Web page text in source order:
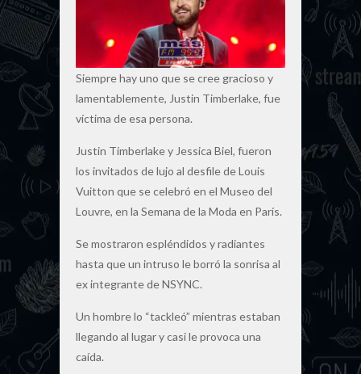
Siempre hay uno que se cree gracioso y
lamentablemente, Justin Timberlake, fue
víctima de esa persona.
Justin Timberlake y Jessica Biel, fueron
los invitados de lujo al desfile de Louis
Vuitton que se celebró en el Museo del
Louvre, en la Semana de la Moda en París.
Se mostraron espléndidos y radiantes
hasta que un intruso le borró la sonrisa al
ex integrante de NSYNC.
Un hombre lo “tackleó” mientras estaban
llegando al lugar y casi le provoca una
caída.